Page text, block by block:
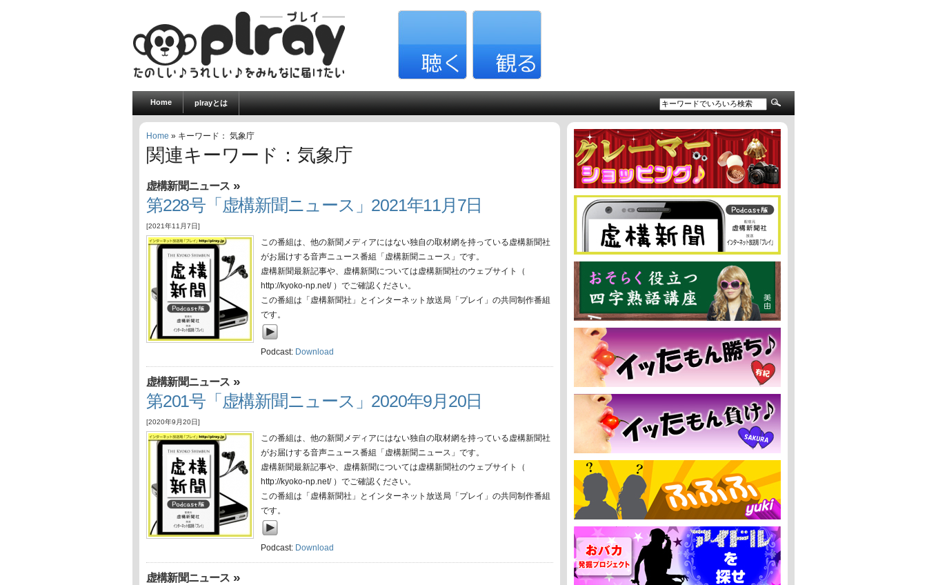
Home plrayとは
Home » キーワード： 気象庁
関連キーワード：気象庁
虚構新聞ニュース »
第228号「虚構新聞ニュース」2021年11月7日
[2021年11月7日]
この番組は、他の新聞メディアにはない独自の取材網を持っている虚構新聞社
がお届けする音声ニュース番組「虚構新聞ニュース」です。
虚構新聞最新記事や、虚構新聞については虚構新聞社のウェブサイト（
http://kyoko-np.net/ ）でご確認ください。
この番組は「虚構新聞社」とインターネット放送局「プレイ」の共同制作番組
です。
Podcast: Download
虚構新聞ニュース »
第201号「虚構新聞ニュース」2020年9月20日
[2020年9月20日]
この番組は、他の新聞メディアにはない独自の取材網を持っている虚構新聞社
がお届けする音声ニュース番組「虚構新聞ニュース」です。
虚構新聞最新記事や、虚構新聞については虚構新聞社のウェブサイト（
http://kyoko-np.net/ ）でご確認ください。
この番組は「虚構新聞社」とインターネット放送局「プレイ」の共同制作番組
です。
Podcast: Download
虚構新聞ニュース »